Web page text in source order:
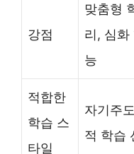
강점
맞춤형
리, 심화
능
적합한
학습 스
타일
자기주
적 학습